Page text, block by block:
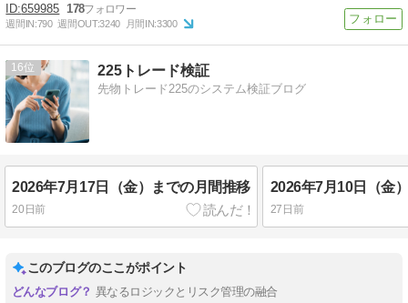
659985 178
週間IN:790 週間OUT:3240 月間IN:3300
16 225トレード検証
先物トレード225のシステム検証ブログ
2026年7月17日（金）までの月間推移
20日前
2026年7月10日（金
27日前
このブログのここがポイント
異なるロジックとリスク管理の融合